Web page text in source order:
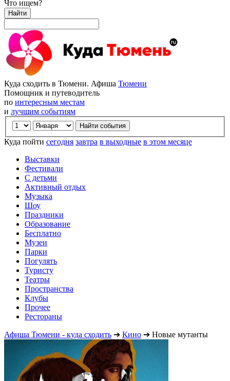
Что ищем?
Найти
Куда сходить в Тюмени. Афиша Тюмени
Помощник и путеводитель
по интересным местам
и лучшим событиям
Куда пойти сегодня завтра в выходные в этом месяце
Выставки
Фестивали
С детьми
Активный отдых
Музыка
Шоу
Праздники
Образование
Бесплатно
Музеи
Парки
Погулять
Туристу
Театры
Пространства
Клубы
Прочее
Рестораны
Афиша Тюмени - куда сходить ➔ Кино ➔ Новые мутанты